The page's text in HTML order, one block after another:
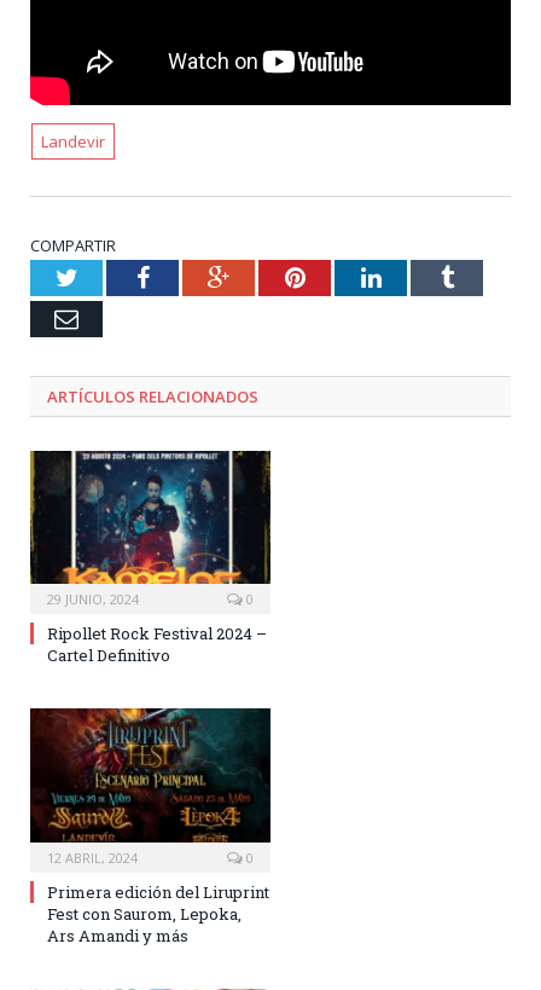
Landevir
COMPARTIR
TwitterFacebookGoogle+PinterestLinkedInTumblr
Email
ARTÍCULOS RELACIONADOS
29 JUNIO, 2024 0
Ripollet Rock Festival 2024 –
Cartel Definitivo
12 ABRIL, 2024 0
Primera edición del Liruprint
Fest con Saurom, Lepoka,
Ars Amandi y más